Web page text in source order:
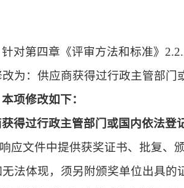
对第四章《评审方法和标准》
为：供应商获得过行政主管部
项修改如下：
得过行政主管部门或国内依法
应文件中提供获奖证书、批复、
法体现，须另附颁奖单位出具